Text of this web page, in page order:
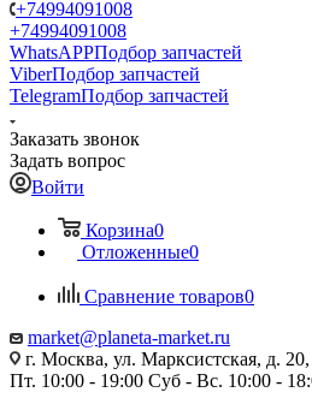
+74994091008
+74994091008
WhatsAPPПодбор запчастей
ViberПодбор запчастей
TelegramПодбор запчастей
Заказать звонок
Задать вопрос
Войти
Корзина0
Отложенные0
Сравнение товаров0
market@planeta-market.ru
г. Москва, ул. Марксистская, д.
Пт. 10:00 - 19:00 Суб - Вс. 10:00 -